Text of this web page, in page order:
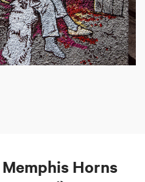
Memphis Horns